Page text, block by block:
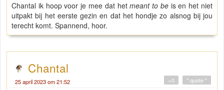
Chantal ik hoop voor je mee dat hetmeant to beis en het niet
uitpakt bij het eerste gezin en dat het hondje zo alsnog bij jou
terecht komt. Spannend, hoor.
Chantal
25 april 2023 om 21:52 " quote "
+0